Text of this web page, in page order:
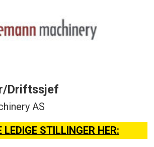
Driftssjef
AS
LEDIGE STILLINGER HER: